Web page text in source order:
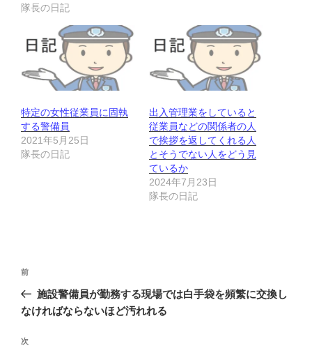
隊長の日記
特定の女性従業員に固執
する警備員
2021年5月25日
隊長の日記
出入管理業をしていると
従業員などの関係者の人
で挨拶を返してくれる人
とそうでない人をどう見
ているか
2024年7月23日
隊長の日記
投
ナ
ゲ
前
の
投
前
施設警備員が勤務する現場では白手袋を頻繁に交換し
なければならないほど汚れれる
次
次